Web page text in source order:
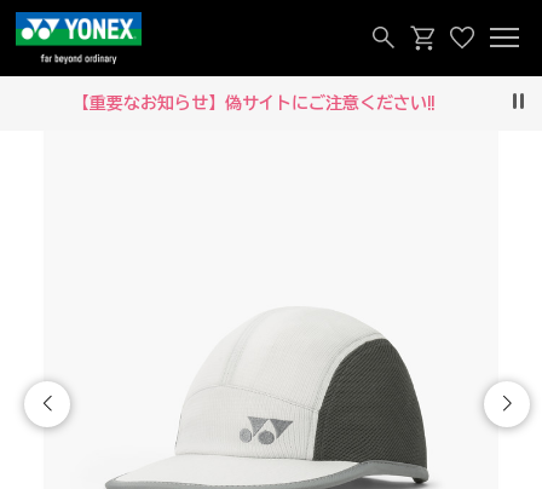
【重要なお知らせ】偽サイトにご注意ください‼